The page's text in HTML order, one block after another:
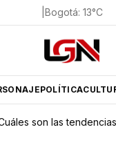
Bogotá: 13°C
POLÍTICA